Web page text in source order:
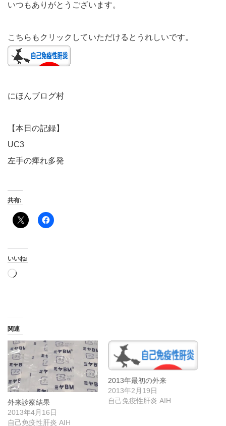
いつもありがとうございます。
こちらもクリックしていただけるとうれしいです。
にほんブログ村
【本日の記録】
UC3
左手の痺れ多発
共有:
いいね:
読
関連
外来診察結果
2013年4月16日
自己免疫性肝炎 AIH
2013年最初の外来
2013年2月19日
自己免疫性肝炎 AIH